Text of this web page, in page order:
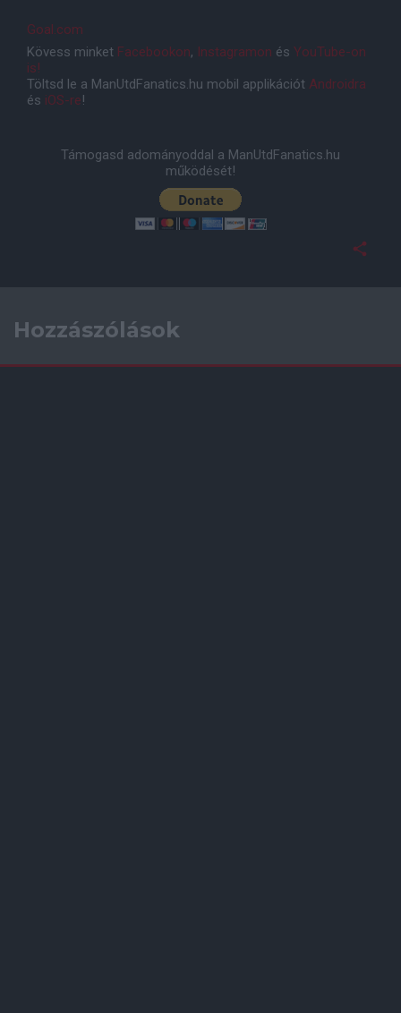
Goal.com
Kövess minket Facebookon, Instagramon és YouTube-on
is!
Töltsd le a ManUtdFanatics.hu mobil applikációt Androidra
és iOS-re!
Támogasd adományoddal a ManUtdFanatics.hu
működését!
Hozzászólások